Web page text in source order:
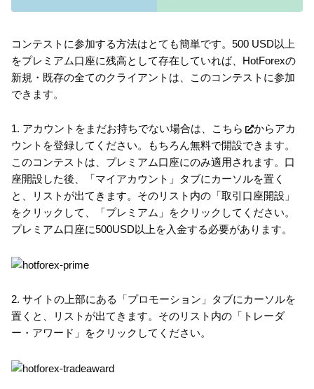
コンテストに参加する方法はとても簡単です。500 USD以上
をプレミアム口座に残高として存在していれば、HotForexの
新規・既存の全てのクライアントは、このコンテストに参加
できます。
1. アカウントをまだお持ちでない場合は、 こちら
からアカ
ウントを登録してください。もちろん無料で開設できます。
このコンテストは、プレミアム口座にのみ適用されます。口
座開設した後、「マイアカウント」タブにカーソルを置く
と、リストが出てきます。そのリスト内の「取引口座開設」
をクリックして、「プレミアム」をクリックしてください。
プレミアム口座に500USD以上を入金する必要があります。
2. サイトの上部にある「プロモーション」タブにカーソルを
置くと、リストが出てきます。そのリスト内の「トレーダ
ー・アワード」をクリックしてください。